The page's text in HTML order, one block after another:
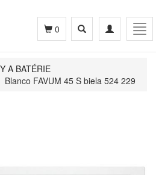
Toggle
navigation
Toggle
search
0
A BATÉRIE
Blanco FAVUM 45 S biela 524 229